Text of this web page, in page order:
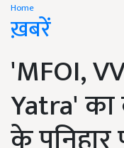
Home
ख़बरें
'MFOI,
Yatra' का